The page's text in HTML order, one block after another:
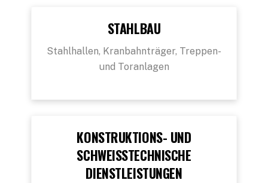
STAHLBAU
Stahlhallen, Kranbahnträger, Treppen-
und Toranlagen
KONSTRUKTIONS- UND
SCHWEISSTECHNISCHE D
IENSTLEISTUNGEN